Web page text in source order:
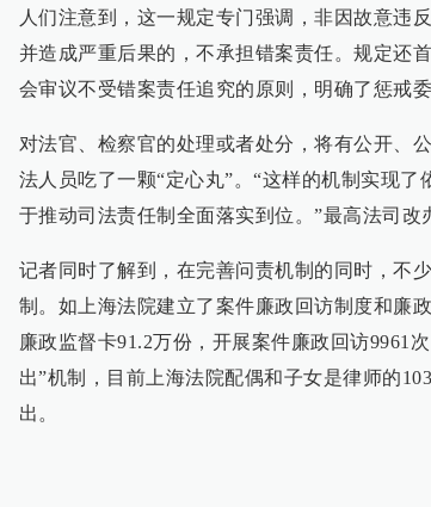
人们注意到，这一规定专门强调，非因故意违
并造成严重后果的，不承担错案责任。规定还
会审议不受错案责任追究的原则，明确了惩戒
对法官、检察官的处理或者处分，将有公开、
法人员吃了一颗“定心丸”。“这样的机制实现
于推动司法责任制全面落实到位。”最高法司改
记者同时了解到，在完善问责机制的同时，不
制。如上海法院建立了案件廉政回访制度和廉
廉政监督卡91.2万份，开展案件廉政回访9961
出”机制，目前上海法院配偶和子女是律师的
出。